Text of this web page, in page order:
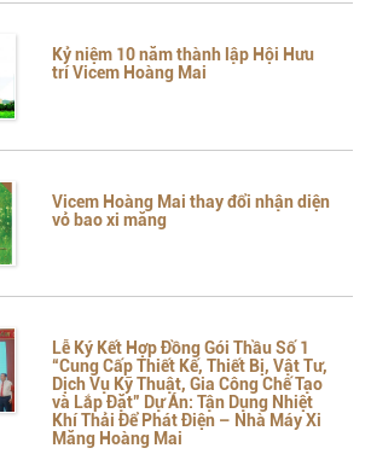
Kỷ niệm 10 năm thành lập Hội Hưu
trí Vicem Hoàng Mai
Vicem Hoàng Mai thay đổi nhận diện
vỏ bao xi măng
Lễ Ký Kết Hợp Đồng Gói Thầu Số 1
“Cung Cấp Thiết Kế, Thiết Bị, Vật Tư,
Dịch Vụ Kỹ Thuật, Gia Công Chế Tạo
và Lắp Đặt” Dự Án: Tận Dụng Nhiệt
Khí Thải Để Phát Điện – Nhà Máy Xi
Măng Hoàng Mai